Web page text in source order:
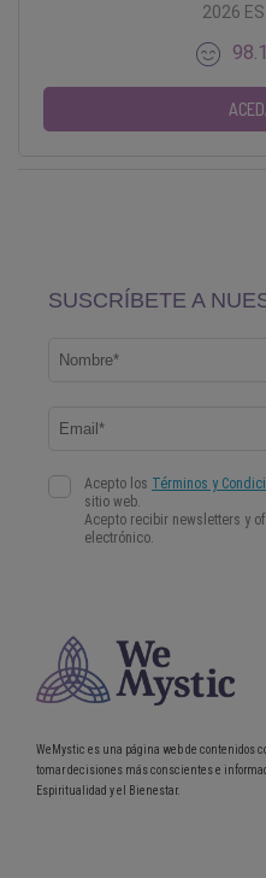
2026
WeMystic es una página web de contenidos
tomar decisiones más conscientes e
Espiritualidad y el Bienestar.